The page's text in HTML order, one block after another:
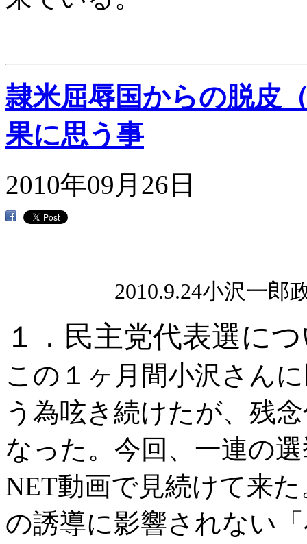
隷米屈辱国からの脱皮
果に思う事
2010年09月26日
2010.9.24小沢一郎
１．民主党代表選に
この１ヶ月間小沢さん
う為呟き続けたが、残
なった。今回、一連の
NET動画で見続けて来
の誘導に影響されない